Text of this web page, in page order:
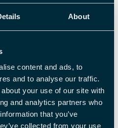
About
content and ads, to
and to analyse our traffic.
your use of our site with
and analytics partners who
that you’ve
collected from your use
,PAYROLL,EMPLOYEE
for